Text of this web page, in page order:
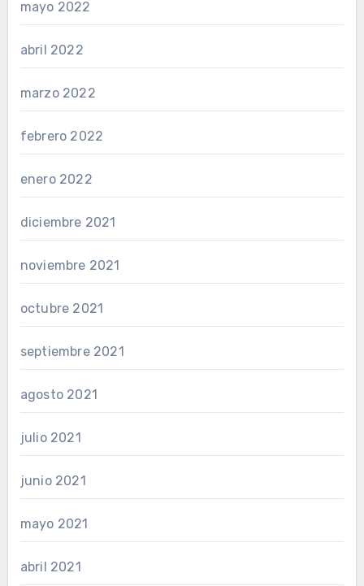
mayo 2022
abril 2022
marzo 2022
febrero 2022
enero 2022
diciembre 2021
noviembre 2021
octubre 2021
septiembre 2021
agosto 2021
julio 2021
junio 2021
mayo 2021
abril 2021